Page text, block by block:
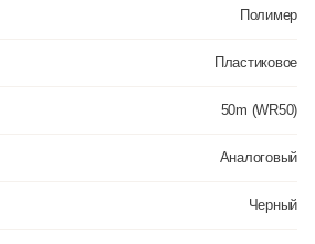
Полимер
Пластиковое
50m (WR50)
Аналоговый
Черный